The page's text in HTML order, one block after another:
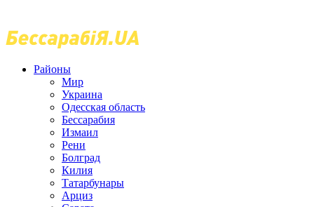
Районы
Мир
Украина
Одесская область
Бессарабия
Измаил
Рени
Болград
Килия
Татарбунары
Арциз